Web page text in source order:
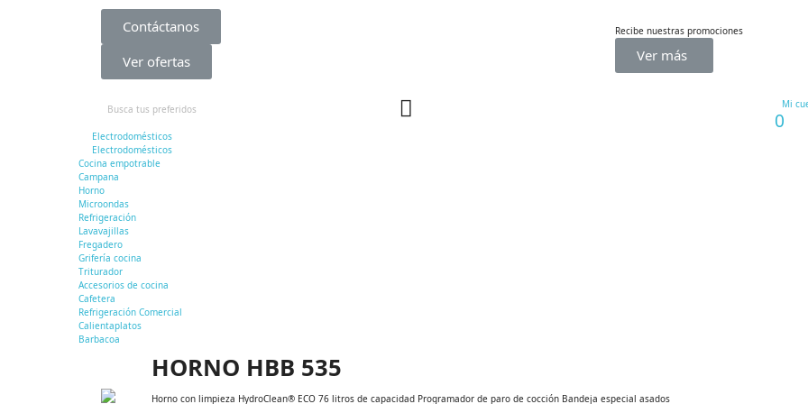
Contáctanos
Ver ofertas
Recibe nuestras promociones
Ver más
Mi
0
Electrodomésticos
Electrodomésticos
Cocina empotrable
Campana
Horno
Microondas
Refrigeración
Lavavajillas
Fregadero
Grifería cocina
Triturador
Accesorios de cocina
Cafetera
Refrigeración Comercial
Calientaplatos
Barbacoa
HORNO HBB 535
Horno con limpieza HydroClean® ECO 76 litros de capacidad Programador de paro de cocción Bandeja especial asados